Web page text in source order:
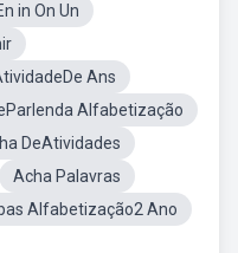
in On Un
Ans
Alfabetização
DeAtividades
Acha Palavras
Alfabetização2 Ano